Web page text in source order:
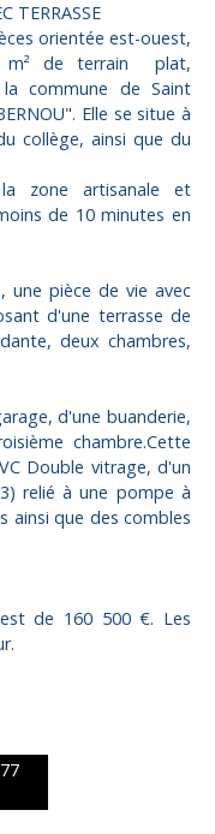
TERRASSE
orientée est-ouest,
m² de terrain plat,
commune de Saint
Elle se situe à
collège, ainsi que du
zone artisanale et
de 10 minutes en
une pièce de vie avec
d'une terrasse de
deux chambres,
d'une buanderie,
chambre.Cette
Double vitrage, d'un
relié à une pompe à
ainsi que des combles
de 160 500 €. Les